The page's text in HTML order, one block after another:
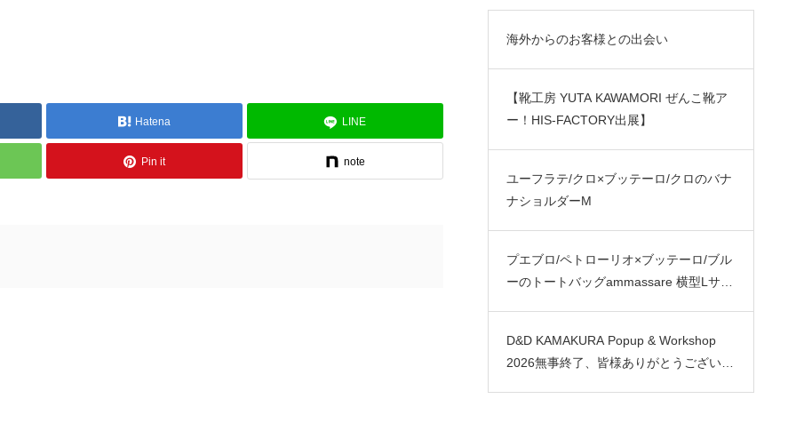
Hatena LINE
Pin it note
海外からのお客様との出会い
【靴工房 YUTA KAWAMORI ぜんこ靴ア
ー！HIS-FACTORY出展】
ユーフラテ/クロ×ブッテーロ/クロのバナ
ナショルダーM
プエブロ/ペトローリオ×ブッテーロ/ブル
ーのトートバッグammassare 横型Lサイ
D&D KAMAKURA Popup & Workshop
2026無事終了、皆様ありがとうございま